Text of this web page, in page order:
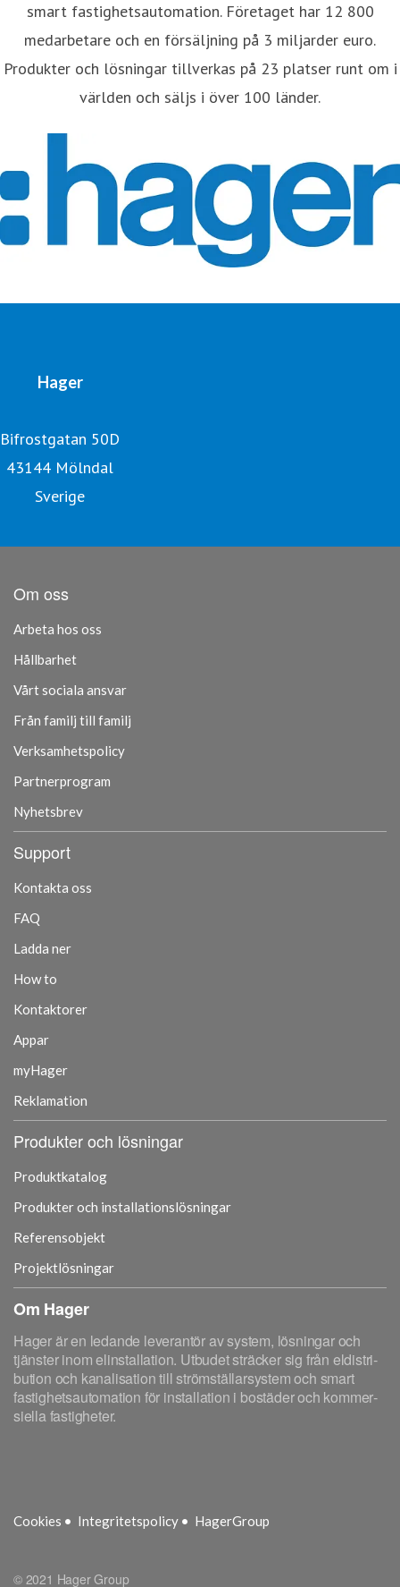
smart fastighetsautomation. Företaget har 12 800
medarbetare och en försäljning på 3 miljarder euro.
Produkter och lösningar tillverkas på 23 platser runt om i
världen och säljs i över 100 länder.
Hager
Bifrostgatan 50D
43144 Mölndal
Sverige